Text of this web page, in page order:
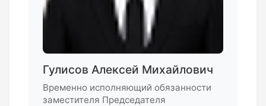
Гулисов Алексей Михайлович
Временно исполняющий обязанности
заместителя Председателя